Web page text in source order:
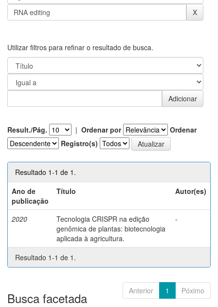
Utilizar filtros para refinar o resultado de busca.
Result./Pág. | Ordenar por
Ordenar
Registro(s)
Resultado 1-1 de 1.
Ano de
publicação
Título Autor(es)
2020
Tecnologia CRISPR na edição
genômica de plantas: biotecnologia
aplicada à agricultura.
-
Resultado 1-1 de 1.
Anterior 1 Póximo
Busca facetada